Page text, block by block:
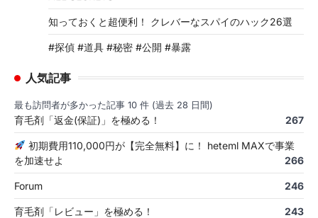
知っておくと超便利！ クレバーなスパイのハック26選
#探偵 #道具 #秘密 #公開 #暴露
人気記事
最も訪問者が多かった記事 10 件 (過去 28 日間)
育毛剤「返金(保証)」を極める！ 267
初期費用110,000円が【完全無料】に！ heteml MAXで事業
を加速せよ
266
Forum 246
育毛剤「レビュー」を極める！ 243